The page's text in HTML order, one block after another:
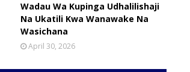
Wadau Wa Kupinga Udhalilishaji
Na Ukatili Kwa Wanawake Na
Wasichana
April 30, 2026